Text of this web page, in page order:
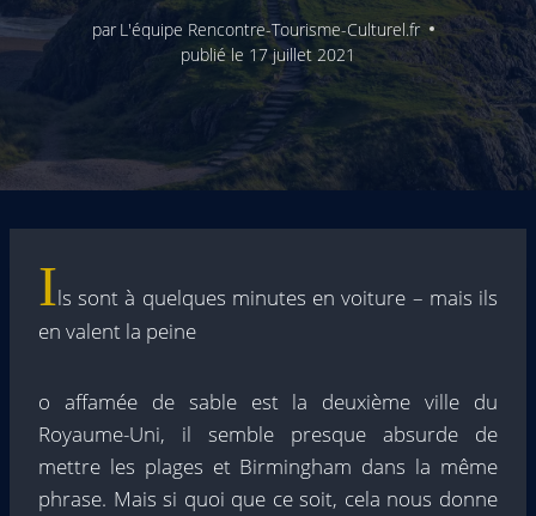
par L'équipe Rencontre-Tourisme-Culturel.fr
publié le 17 juillet 2021
Ils sont à quelques minutes en voiture – mais ils
en valent la peine
o affamée de sable est la deuxième ville du
Royaume-Uni, il semble presque absurde de
mettre les plages et Birmingham dans la même
phrase. Mais si quoi que ce soit, cela nous donne